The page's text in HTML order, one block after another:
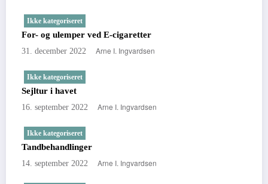
Ikke kategoriseret
For- og ulemper ved E-cigaretter
31. december 2022 Arne I. Ingvardsen
Ikke kategoriseret
Sejltur i havet
16. september 2022 Arne I. Ingvardsen
Ikke kategoriseret
Tandbehandlinger
14. september 2022 Arne I. Ingvardsen